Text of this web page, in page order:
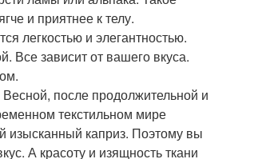
и приятнее к телу.
легкостью и элегантностью.
Все зависит от вашего вкуса.
после продолжительной и
текстильном мире
изысканный каприз. Поэтому вы
А красоту и изящность ткани